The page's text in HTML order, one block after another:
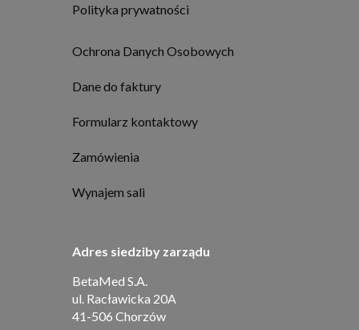
Polityka prywatności
Ochrona Danych Osobowych
Dane do faktury
Formularz kontaktowy
Zamówienia
Wynajem sali
Adres siedziby zarządu
BetaMed S.A.
ul. Racławicka 20A
41-506 Chorzów